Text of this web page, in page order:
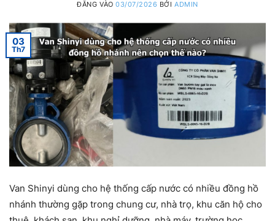
ĐĂNG VÀO03/07/2026 BỞI ADMIN
03
Th7
Van Shinyi dùng cho hệ thống cấp nước có nhiều đồng hồ
nhánh thường gặp trong chung cư, nhà trọ, khu căn hộ cho